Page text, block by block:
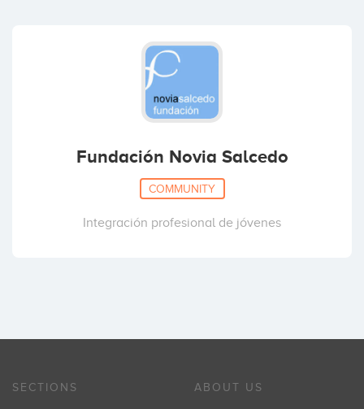
Fundación Novia Salcedo
COMMUNITY
Integración profesional de jóvenes
SECTIONS ABOUT US